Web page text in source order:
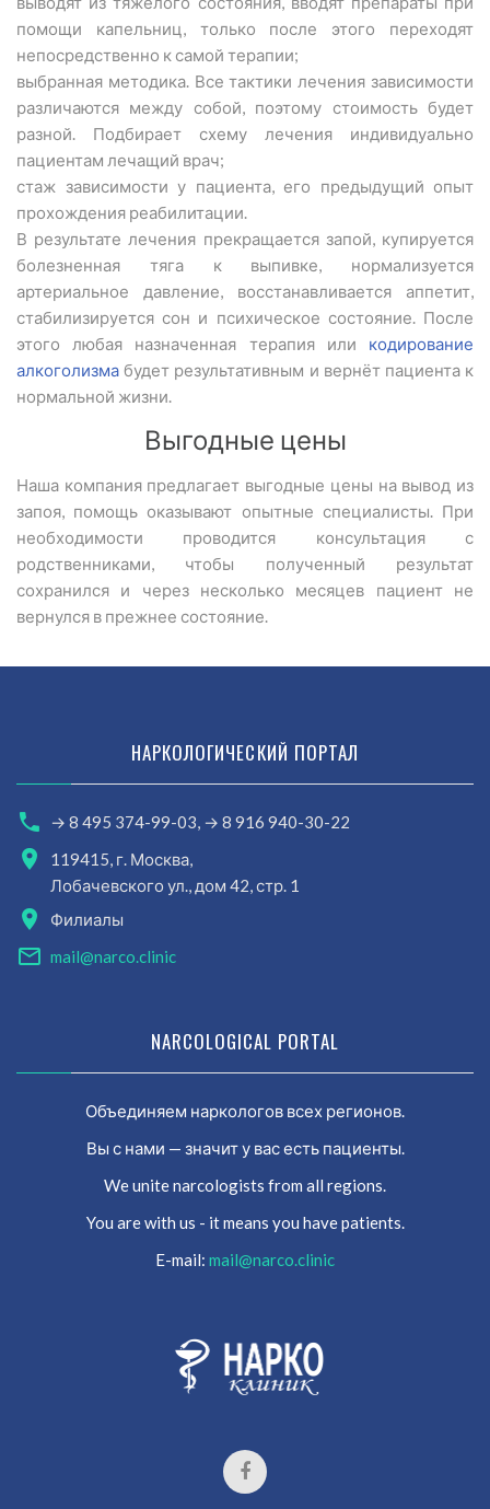
помощи капельниц, только после этого переходят
непосредственно к самой терапии;
выбранная методика. Все тактики лечения зависимости
различаются между собой, поэтому стоимость будет
разной. Подбирает схему лечения индивидуально
пациентам лечащий врач;
стаж зависимости у пациента, его предыдущий опыт
прохождения реабилитации.
В результате лечения прекращается запой, купируется
болезненная тяга к выпивке, нормализуется
артериальное давление, восстанавливается аппетит,
стабилизируется сон и психическое состояние. После
этого любая назначенная терапия или кодирование
алкоголизма будет результативным и вернёт пациента к
нормальной жизни.
Выгодные цены
Наша компания предлагает выгодные цены на вывод из
запоя, помощь оказывают опытные специалисты. При
необходимости проводится консультация с
родственниками, чтобы полученный результат
сохранился и через несколько месяцев пациент не
вернулся в прежнее состояние.
НАРКОЛОГИЧЕСКИЙ ПОРТАЛ
→ 8 495 374-99-03, → 8 916 940-30-22
119415, г. Москва,
Лобачевского ул., дом 42, стр. 1
Филиалы
mail@narco.clinic
NARCOLOGICAL PORTAL
Объединяем наркологов всех регионов.
Вы с нами — значит у вас есть пациенты.
We unite narcologists from all regions.
You are with us - it means you have patients.
E-mail: mail@narco.clinic